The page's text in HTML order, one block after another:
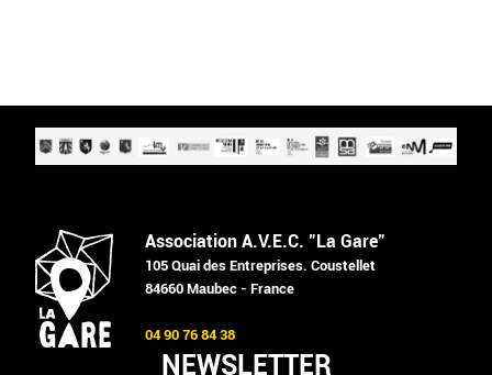
Association A.V.E.C. "La Gare"
105 Quai des Entreprises. Coustellet
84660 Maubec - France
04 90 76 84 38
NEWSLETTER